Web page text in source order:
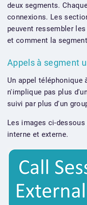
deux segments.
connexions. Les
peuvent ressembler
et comment la
Appels à segment
Un appel téléphonique
n'implique pas plus
suivi par plus d'un
Les images ci-dessous
interne et externe.